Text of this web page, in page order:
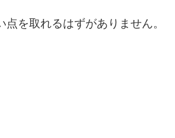
点を取れるはずがありません。